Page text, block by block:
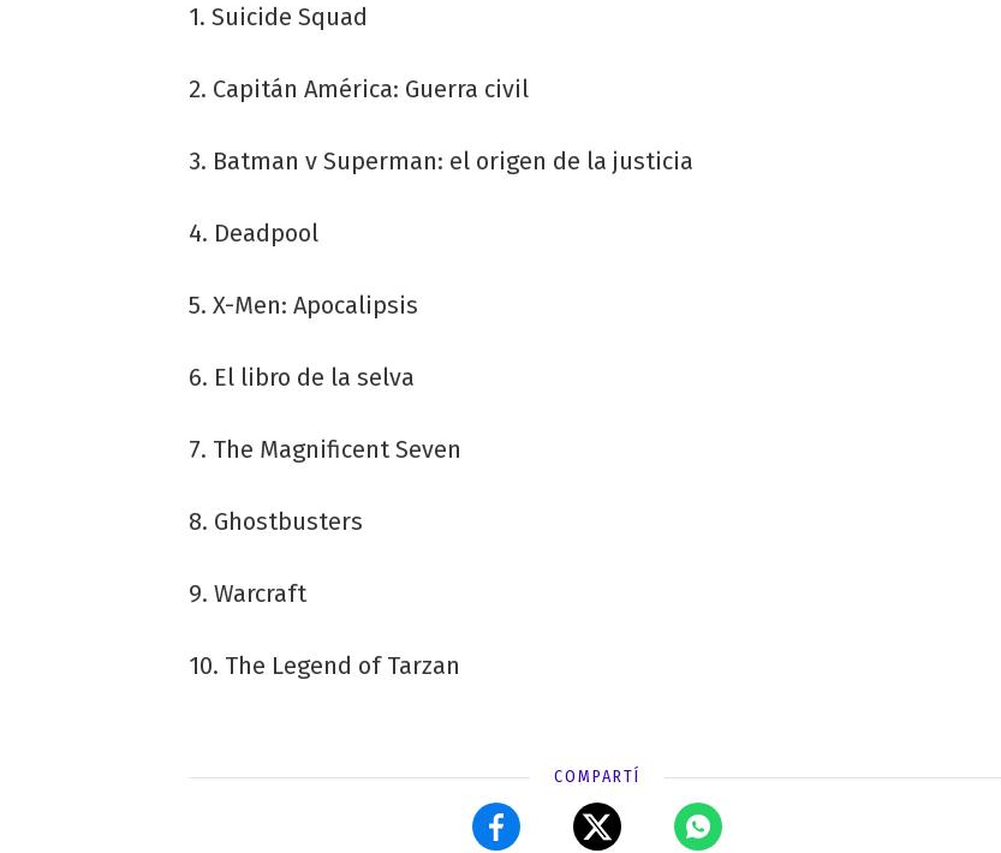
1. Suicide Squad
2. Capitán América: Guerra civil
3. Batman v Superman: el origen de la justicia
4. Deadpool
5. X-Men: Apocalipsis
6. El libro de la selva
7. The Magnificent Seven
8. Ghostbusters
9. Warcraft
10. The Legend of Tarzan
COMPARTÍ